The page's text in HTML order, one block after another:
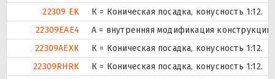
22309 EK
К = Коническая посадка, конусность 1:12.
22309EAE4
A = внутренняя модификация конструкции.
22309AEXK
К = Коническая посадка, конусность 1:12.
22309RHRK
К = Коническая посадка, конусность 1:12.